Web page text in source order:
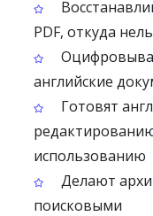
PDF, откуда
английские
Готовят
использованию
Делают
поисковыми